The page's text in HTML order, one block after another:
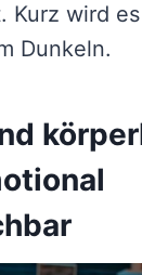
Kurz wird
Dunkeln.